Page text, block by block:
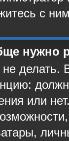
с
нужно
делать.
или